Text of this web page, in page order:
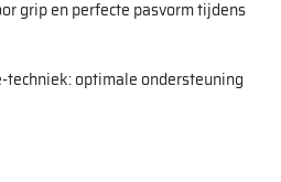
grip en perfecte pasvorm tijdens
techniek: optimale ondersteuning